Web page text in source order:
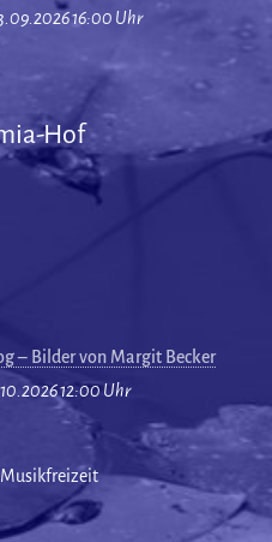
16:00 Uhr
Hof
– Bilder von Margit Becker
12:00 Uhr